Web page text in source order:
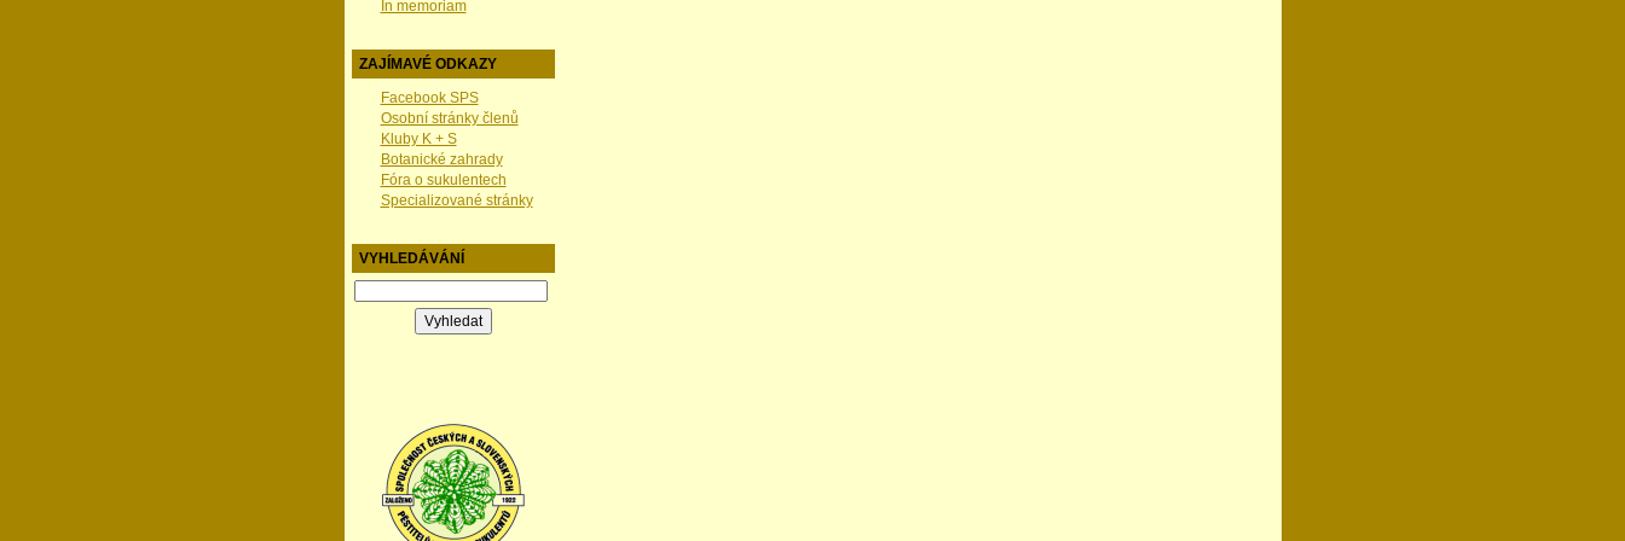
In memoriam
ZAJÍMAVÉ ODKAZY
Facebook SPS
Osobní stránky členů
Kluby K + S
Botanické zahrady
Fóra o sukulentech
Specializované stránky
VYHLEDÁVÁNÍ